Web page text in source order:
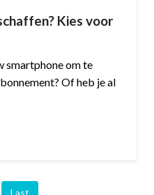
Kies voor
smartphone om te
Of heb je al